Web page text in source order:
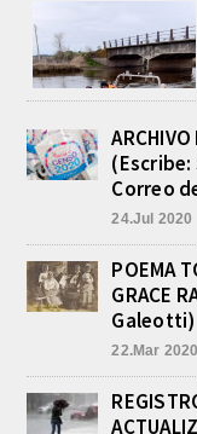
Correo
24.Jul 2020
POEMA
GRACE
Galeotti)
22.Mar 2020